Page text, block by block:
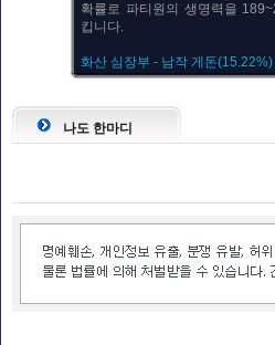
확률로 파티원의 생명력을
킵니다.
화산 심장부 - 남작 게돈(15.22%)
나도 한마디